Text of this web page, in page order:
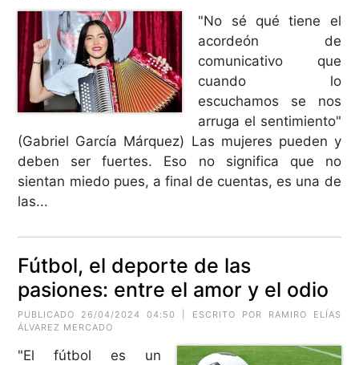
"No sé qué tiene el
acordeón de
comunicativo que
cuando lo
escuchamos se nos
arruga el sentimiento"
(Gabriel García Márquez) Las mujeres pueden y
deben ser fuertes. Eso no significa que no
sientan miedo pues, a final de cuentas, es una de
las...
Fútbol, el deporte de las
pasiones: entre el amor y el odio
PUBLICADO 26/04/2024 04:50 | ESCRITO POR RAMIRO ELÍAS
ÁLVAREZ MERCADO
"El fútbol es un